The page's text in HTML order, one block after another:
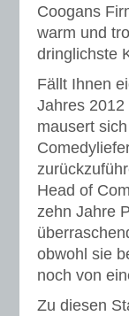
Coogans
warm und
dringlichste
Fällt Ihnen
Jahres
mausert
Head of
zehn Jahre
obwohl sie
noch von
Zu diesen